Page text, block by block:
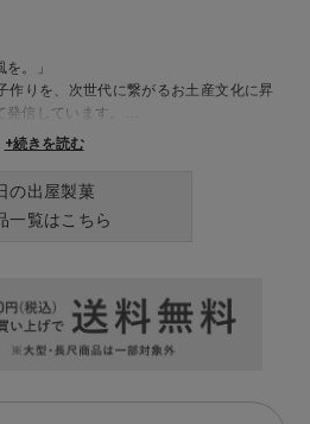
。」
作りを、次世代に繋がるお土産文化に昇
信しています。
り歩いた当時のまごころはそのままに、
+続きを読む
の出屋製菓
一覧はこちら